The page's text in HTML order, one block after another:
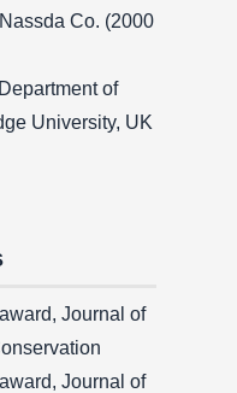
Co. (2000
of
University, UK
Journal of
Journal of